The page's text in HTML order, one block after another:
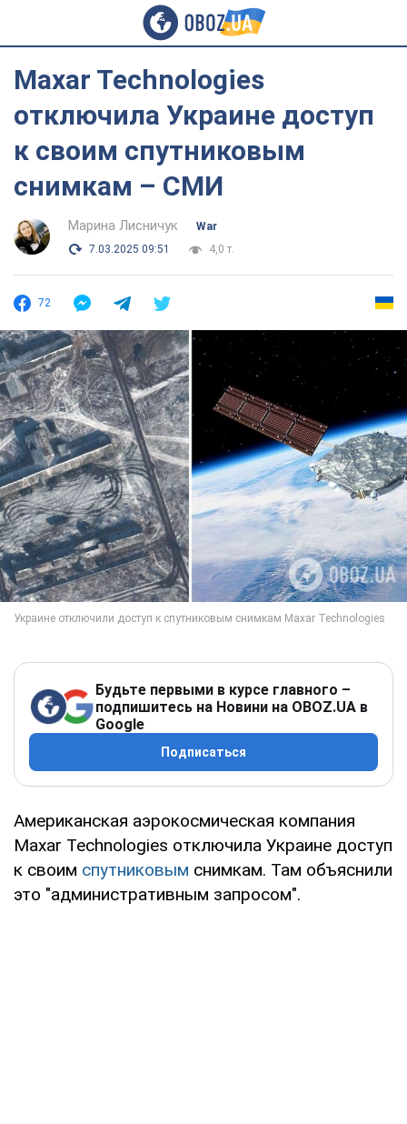
Maxar Technologies
отключила Украине доступ
к своим спутниковым
снимкам – СМИ
Марина Лисничук
War
7.03.2025 09:51
4,0 т.
72
Будьте первыми в курсе главного –
подпишитесь на Новини на OBOZ.UA в
Google
Подписаться
Американская аэрокосмическая компания
Maxar Technologies отключила Украине доступ
к своим спутниковым снимкам. Там объяснили
это "административным запросом".